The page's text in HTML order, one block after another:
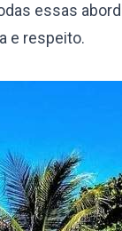
essas
e respeito.